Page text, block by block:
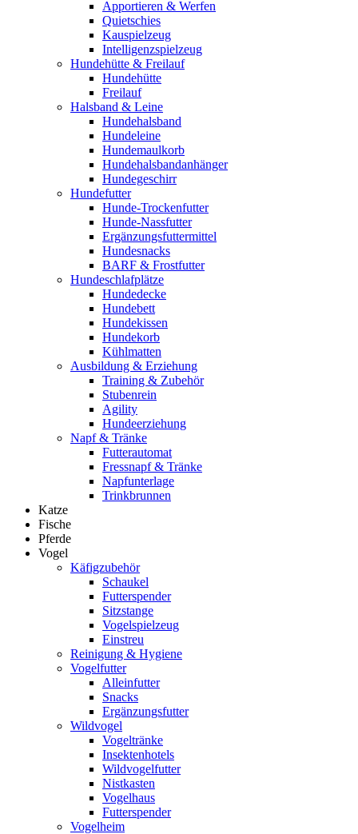
Apportieren & Werfen
Quietschies
Kauspielzeug
Intelligenzspielzeug
Hundehütte & Freilauf
Hundehütte
Freilauf
Halsband & Leine
Hundehalsband
Hundeleine
Hundemaulkorb
Hundehalsbandanhänger
Hundegeschirr
Hundefutter
Hunde-Trockenfutter
Hunde-Nassfutter
Ergänzungsfuttermittel
Hundesnacks
BARF & Frostfutter
Hundeschlafplätze
Hundedecke
Hundebett
Hundekissen
Hundekorb
Kühlmatten
Ausbildung & Erziehung
Training & Zubehör
Stubenrein
Agility
Hundeerziehung
Napf & Tränke
Futterautomat
Fressnapf & Tränke
Napfunterlage
Trinkbrunnen
Katze
Fische
Pferde
Vogel
Käfigzubehör
Schaukel
Futterspender
Sitzstange
Vogelspielzeug
Einstreu
Reinigung & Hygiene
Vogelfutter
Alleinfutter
Snacks
Ergänzungsfutter
Wildvogel
Vogeltränke
Insektenhotels
Wildvogelfutter
Nistkasten
Vogelhaus
Futterspender
Vogelheim